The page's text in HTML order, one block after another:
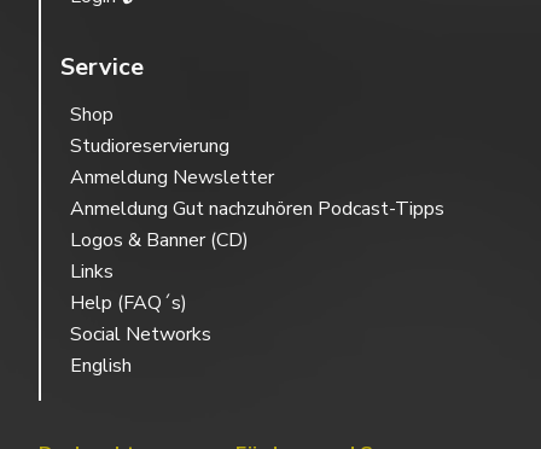
Service
Shop
Studioreservierung
Anmeldung Newsletter
Anmeldung Gut nachzuhören Podcast-Tipps
Logos & Banner (CD)
Links
Help (FAQ´s)
Social Networks
English